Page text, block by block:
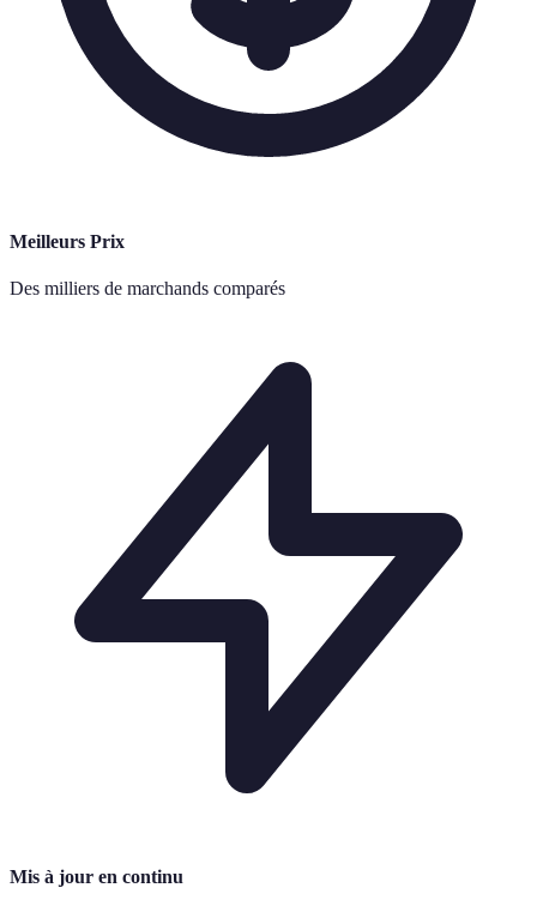
Meilleurs Prix
Des milliers de marchands comparés
Mis à jour en continu